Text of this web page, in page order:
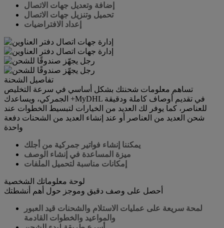
إضافة وتعديل جهات الاتصال
تحميل وتنزيل جهات الاتصال
إعداد الافتراضيات
تفاصيل الشحنة
تساهم معلومات شحنتك بشكل أساسي في سرعة التخليص
الجمركي، ويساعدك +MyDHL في تقديم أوصاف كاملة ودقيقة
للعناصر، كما يوفر لك العديد من الخيارات لتبسيط الخطوات عند
شحن العديد من العناصر أو عند إنشاء العديد من الشحنات دفعة
واحدة
يمكننا إنشاء فواتير جمركية من أجلك
ميزة المساعدة في إنشاء الوصف
إمكانات مناسبة لتحميل الملفات
لوحة معلوماتك الشخصية
أحصل على وصف دقيق وموجز حول أهم أنشطتك
لمحة سريعة على عمليات الاستلام والشحنات قيد العبور
والمواعيد والخطوات القادمة